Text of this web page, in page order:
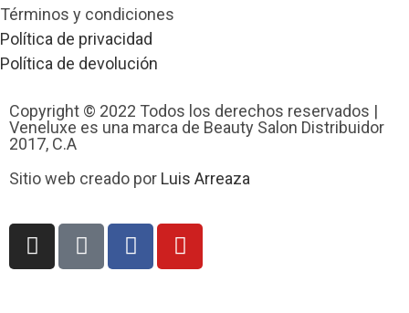
Términos y condiciones
Política de privacidad
Política de devolución
Copyright © 2022 Todos los derechos reservados |
Veneluxe es una marca de Beauty Salon Distribuidor
2017, C.A
Sitio web creado por Luis Arreaza